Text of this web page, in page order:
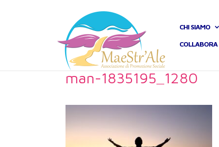
CHI SIAMO
COLLABORA
man-1835195_1280